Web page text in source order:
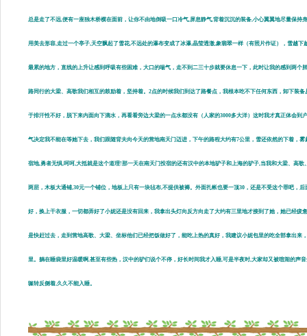
总是走了不远,便有一座独木桥横在面前，让你不由地倒吸一口冷气,屏息静气,背着沉沉的装备,小心翼翼地尽量保
用美去形容,走过一个亭子,天空飘起了雪花,不远处的瀑布变成了冰瀑,晶莹透澈,象翡翠一样（有照片作证），雪越
最累的地方，直线的上升让感到呼吸有些困难，大口的喘气，走不到二三十步就要休息一下，此时让我的感到两
路同行的大梁、高歌我们相互的鼓励着，坚持着。2点的时候我们到达了路餐点，我根本吃不下任何东西，卸下装
于排汗性不好，脱下来内面向下滴水，再看看旁边大梁的一点水都没有（人家的3000多大洋）这时我才真正体会
气决定我不能在等她下去，我们跟随背夫向今天的营地南天门迈进，下午的路程大约有7公里，雪还依然的下着，
宿地,勇者无惧,呵呵,大抵就是这个道理!那一天在南天门投宿的还有汉中的本地驴子和上海的驴子,当我和大梁、高
两层，木板大通铺,30元一个铺位，地板上只有一块毡布,不提供被褥。外面扎帐也要一顶30，还是不受这个罪吧
好，换上干衣服，一切都弄好了小妮还是没有回来，我拿出头灯向反方向走了大约有三里地才接到了她，她已经
是快赶过去，走到营地高歌、大梁、坐标他们已经把饭做好了，能吃上热的真好，我建议小妮包里的吃全部拿出
里。躺在睡袋里好温暖啊,甚至有些热，汉中的驴们说个不停，好长时间我才入睡,可是半夜时,大家却又被喧闹的
辗转反侧着,久久不能入睡。